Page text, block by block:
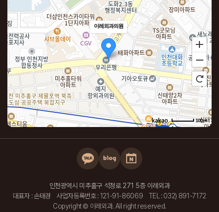
이레외과의원
100m
인천 미추홀구 석정로 271 DH메디컬 5층 501~504호
032-891-7172
인천광역시 미추홀구 석정로 271 5층 이레외과
대표자 : 손태경
사업자등록번호 : 121-91-86069
TEL : 032) 891-7172
Copyright © 이레외과. All right reserved.